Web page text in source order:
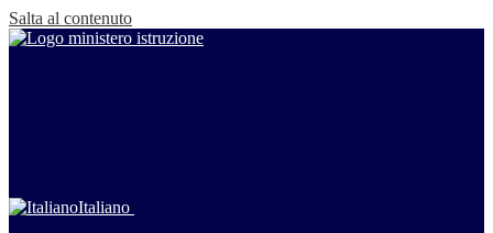
Salta al contenuto
Italiano